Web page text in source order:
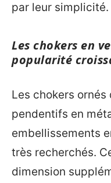
par leur simplicité.
Les chokers en
popularité
Les chokers
pendentifs en
embellissements
très recherchés.
dimension